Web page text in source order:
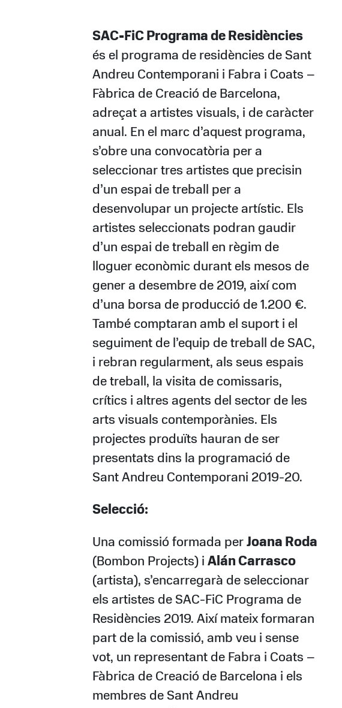
SAC-FiC Programa de Residències
és el programa de residències de Sant
Andreu Contemporani i Fabra i Coats –
Fàbrica de Creació de Barcelona,
adreçat a artistes visuals, i de caràcter
anual. En el marc d’aquest programa,
s’obre una convocatòria per a
seleccionar tres artistes que precisin
d’un espai de treball per a
desenvolupar un projecte artístic. Els
artistes seleccionats podran gaudir
d’un espai de treball en règim de
lloguer econòmic durant els mesos de
gener a desembre de 2019, així com
d’una borsa de producció de 1.200 €.
També comptaran amb el suport i el
seguiment de l’equip de treball de SAC,
i rebran regularment, als seus espais
de treball, la visita de comissaris,
crítics i altres agents del sector de les
arts visuals contemporànies. Els
projectes produïts hauran de ser
presentats dins la programació de
Sant Andreu Contemporani 2019-20.
Selecció:
Una comissió formada per Joana Roda
(Bombon Projects) i Alán Carrasco
(artista), s’encarregarà de seleccionar
els artistes de SAC-FiC Programa de
Residències 2019. Així mateix formaran
part de la comissió, amb veu i sense
vot, un representant de Fabra i Coats –
Fàbrica de Creació de Barcelona i els
membres de Sant Andreu